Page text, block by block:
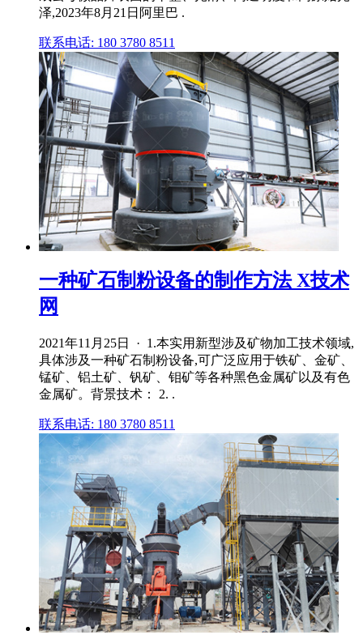
泽,2023年8月21日阿里巴 .
联系电话: 180 3780 8511
一种矿石制粉设备的制作方法 X技术
网
2021年11月25日 · 1.本实用新型涉及矿物加工技术领域,
具体涉及一种矿石制粉设备,可广泛应用于铁矿、金矿、
锰矿、铝土矿、钒矿、钼矿等各种黑色金属矿以及有色
金属矿。背景技术： 2. .
联系电话: 180 3780 8511